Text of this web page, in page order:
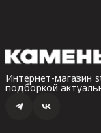
Интернет-магазин
подборкой